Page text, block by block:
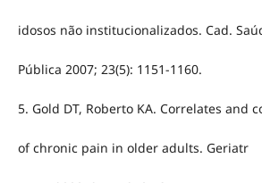
idosos não institucionalizados. Cad.
Pública 2007; 23(5): 1151-1160.
5. Gold DT, Roberto KA. Correlates and
of chronic pain in older adults. Geriatr